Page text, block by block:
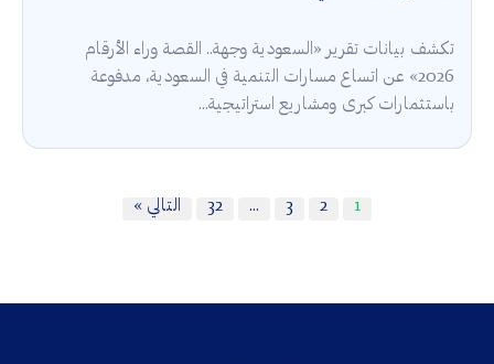
تكشف بيانات تقرير «السعودية وجهة.. القصة وراء الأرقام
2026» عن اتساع مسارات التنمية في السعودية، مدفوعة
باستثمارات كبرى ومشاريع استراتيجية...
1
2
3
…
32 التالي »